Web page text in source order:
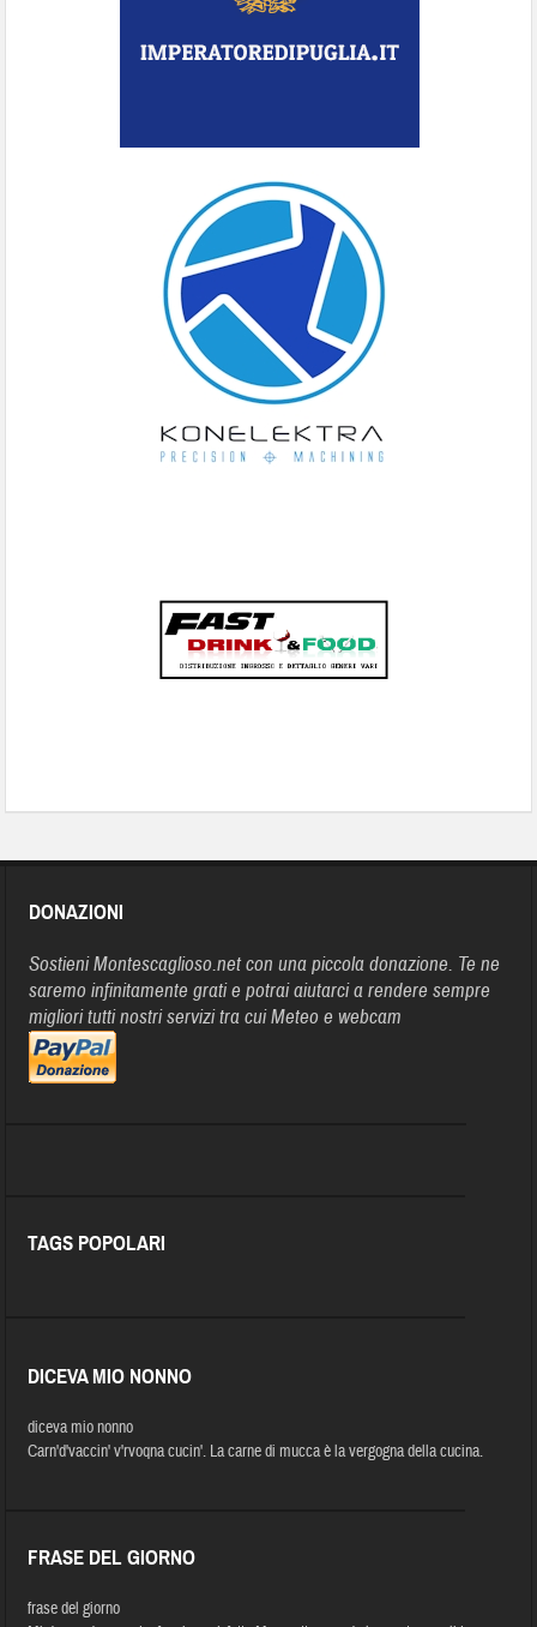
DONAZIONI
Sostieni Montescaglioso.net con una piccola donazione. Te ne
saremo infinitamente grati e potrai aiutarci a rendere sempre
migliori tutti nostri servizi tra cui Meteo e webcam
TAGS POPOLARI
DICEVA MIO NONNO
diceva mio nonno
Carn'd'vaccin' v'rvoqna cucin'. La carne di mucca è la vergogna della cucina.
FRASE DEL GIORNO
frase del giorno